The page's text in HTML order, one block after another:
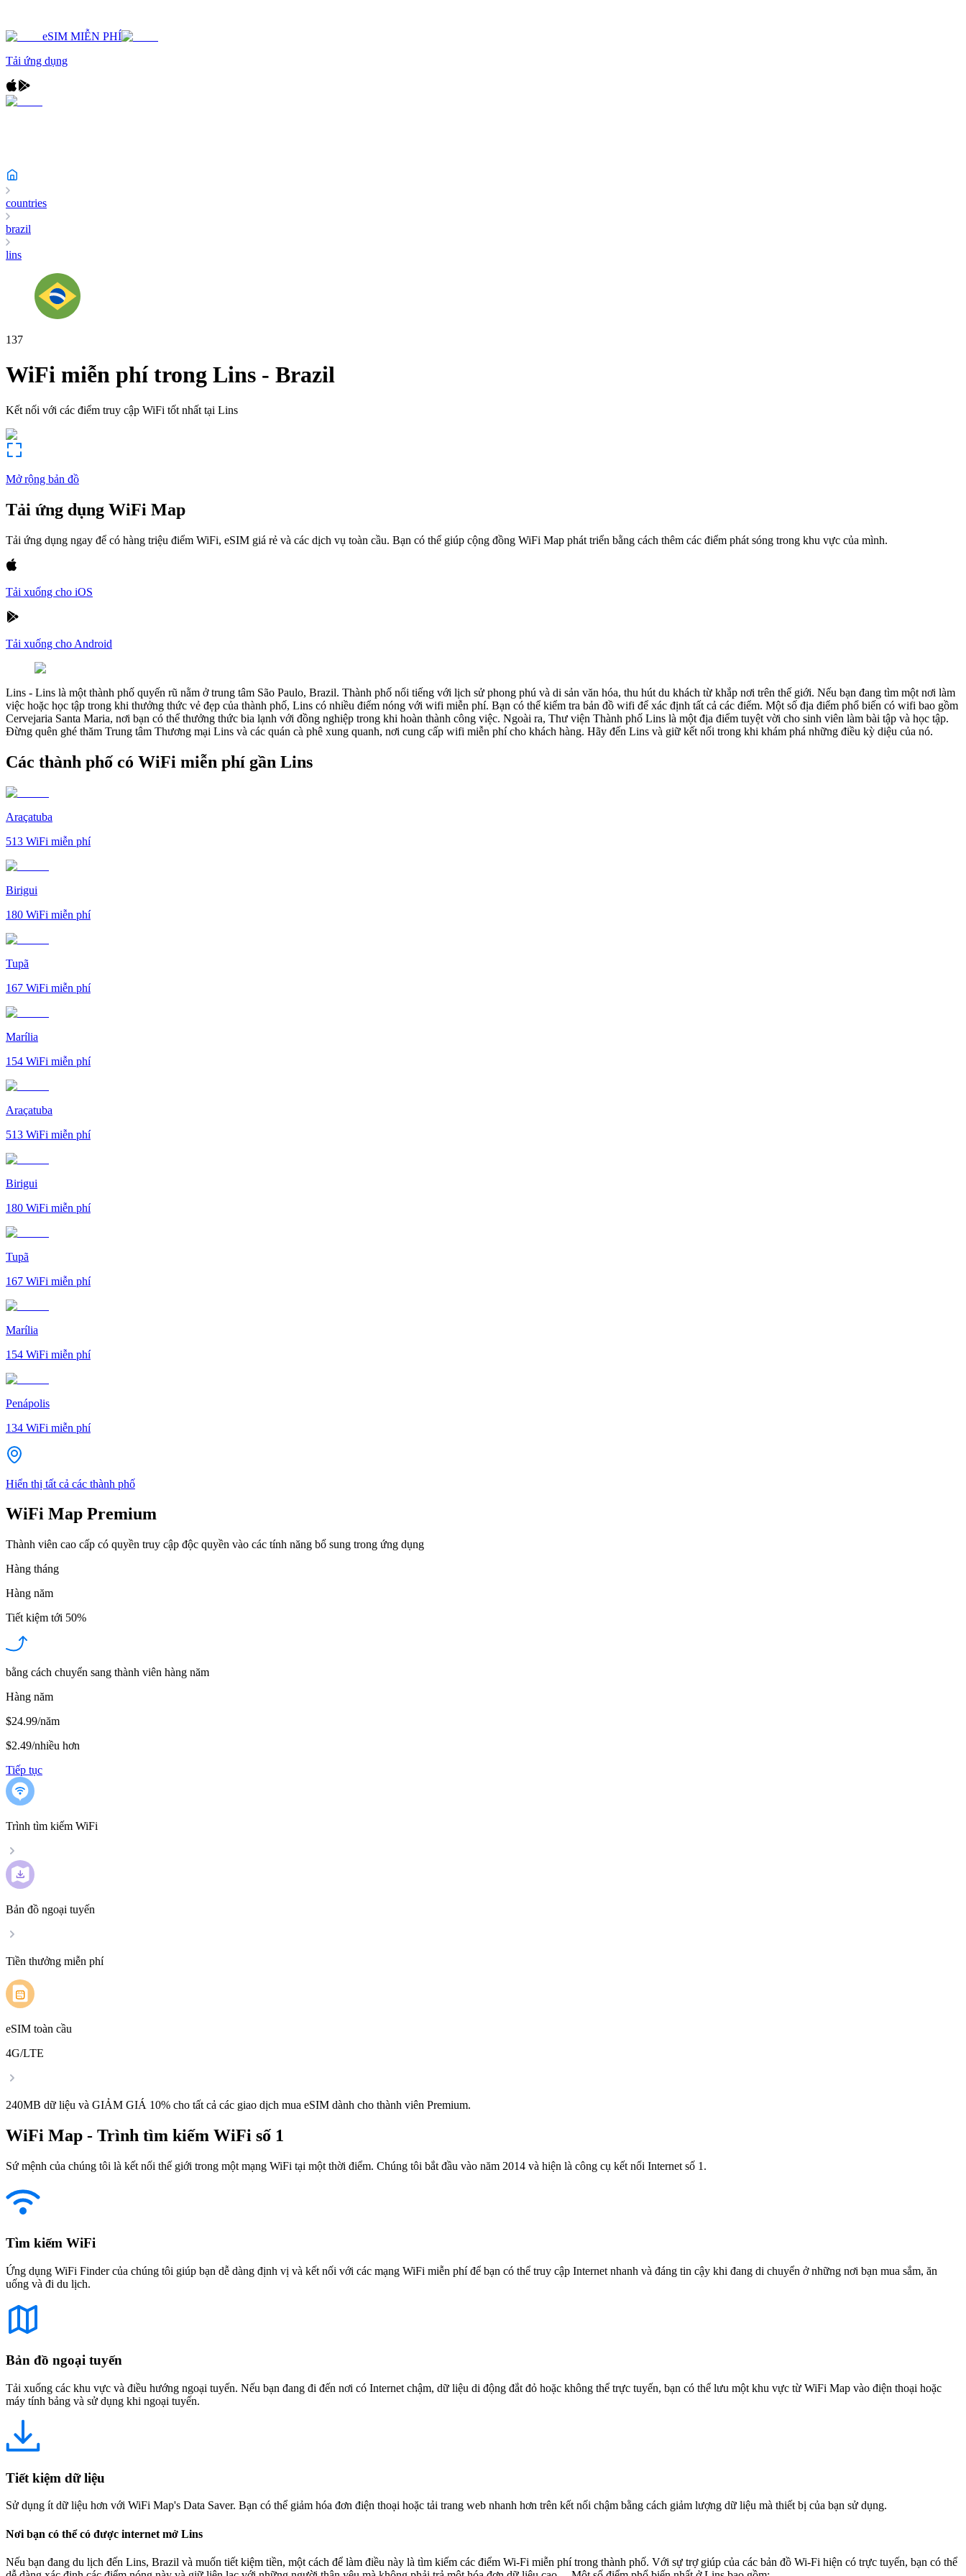
eSIM MIỄN PHÍ
Tải ứng dụng
countries
brazil
lins
137
WiFi miễn phí trong Lins - Brazil
Kết nối với các điểm truy cập WiFi tốt nhất tại Lins
Mở rộng bản đồ
Tải ứng dụng WiFi Map
Tải ứng dụng ngay để có hàng triệu điểm WiFi, eSIM giá rẻ và các dịch vụ toàn cầu. Bạn có thể giúp cộng đồng WiFi Map phát triển bằng cách thêm các điểm phát sóng trong khu vực của mình.
Tải xuống cho iOS
Tải xuống cho Android
Lins - Lins là một thành phố quyến rũ nằm ở trung tâm São Paulo, Brazil. Thành phố nổi tiếng với lịch sử phong phú và di sản văn hóa, thu hút du khách từ khắp nơi trên thế giới. Nếu bạn đang tìm một nơi làm
việc hoặc học tập trong khi thưởng thức vẻ đẹp của thành phố, Lins có nhiều điểm nóng với wifi miễn phí. Bạn có thể kiểm tra bản đồ wifi để xác định tất cả các điểm. Một số địa điểm phổ biến có wifi bao gồm
Cervejaria Santa Maria, nơi bạn có thể thưởng thức bia lạnh với đồng nghiệp trong khi hoàn thành công việc. Ngoài ra, Thư viện Thành phố Lins là một địa điểm tuyệt vời cho sinh viên làm bài tập và học tập.
Đừng quên ghé thăm Trung tâm Thương mại Lins và các quán cà phê xung quanh, nơi cung cấp wifi miễn phí cho khách hàng. Hãy đến Lins và giữ kết nối trong khi khám phá những điều kỳ diệu của nó.
Các thành phố có WiFi miễn phí gần Lins
Araçatuba
513 WiFi miễn phí
Birigui
180 WiFi miễn phí
Tupã
167 WiFi miễn phí
Marília
154 WiFi miễn phí
Araçatuba
513 WiFi miễn phí
Birigui
180 WiFi miễn phí
Tupã
167 WiFi miễn phí
Marília
154 WiFi miễn phí
Penápolis
134 WiFi miễn phí
Hiển thị tất cả các thành phố
WiFi Map Premium
Thành viên cao cấp có quyền truy cập độc quyền vào các tính năng bổ sung trong ứng dụng
Hàng tháng
Hàng năm
Tiết kiệm tới 50%
bằng cách chuyển sang thành viên hàng năm
Hàng năm
$24.99/năm
$2.49/nhiều hơn
Tiếp tục
Trình tìm kiếm WiFi
Bản đồ ngoại tuyến
Tiền thưởng miễn phí
eSIM toàn cầu
4G/LTE
240MB dữ liệu và GIẢM GIÁ 10% cho tất cả các giao dịch mua eSIM dành cho thành viên Premium.
WiFi Map - Trình tìm kiếm WiFi số 1
Sứ mệnh của chúng tôi là kết nối thế giới trong một mạng WiFi tại một thời điểm. Chúng tôi bắt đầu vào năm 2014 và hiện là công cụ kết nối Internet số 1.
Tìm kiếm WiFi
Ứng dụng WiFi Finder của chúng tôi giúp bạn dễ dàng định vị và kết nối với các mạng WiFi miễn phí để bạn có thể truy cập Internet nhanh và đáng tin cậy khi đang di chuyển ở những nơi bạn mua sắm, ăn
uống và đi du lịch.
Bản đồ ngoại tuyến
Tải xuống các khu vực và điều hướng ngoại tuyến. Nếu bạn đang đi đến nơi có Internet chậm, dữ liệu di động đắt đỏ hoặc không thể trực tuyến, bạn có thể lưu một khu vực từ WiFi Map vào điện thoại hoặc
máy tính bảng và sử dụng khi ngoại tuyến.
Tiết kiệm dữ liệu
Sử dụng ít dữ liệu hơn với WiFi Map's Data Saver. Bạn có thể giảm hóa đơn điện thoại hoặc tải trang web nhanh hơn trên kết nối chậm bằng cách giảm lượng dữ liệu mà thiết bị của bạn sử dụng.
Nơi bạn có thể có được internet mở Lins
Nếu bạn đang du lịch đến Lins, Brazil và muốn tiết kiệm tiền, một cách để làm điều này là tìm kiếm các điểm Wi-Fi miễn phí trong thành phố. Với sự trợ giúp của các bản đồ Wi-Fi hiện có trực tuyến, bạn có thể